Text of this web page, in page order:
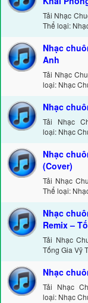
Tải Nhạc
Thể loại:
Nhạc
Anh
Tải Nhạc
loại: Nhạc
Nhạc
Tải Nhạc
loại: Nhạc
Nhạc
(Cover)
Tải Nhạc
Thể loại:
Nhạc
Remix –
Tải Nhạc
Tống Gia Vỹ
Nhạc
Tải Nhạc
loại: Nhạc